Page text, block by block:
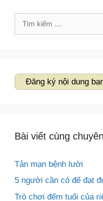
Tìm
Đăng ký nội dung
Bài viết cùng
Tản mạn bệnh lười
5 người cần có để đạt
Trò chơi đếm tuổi của